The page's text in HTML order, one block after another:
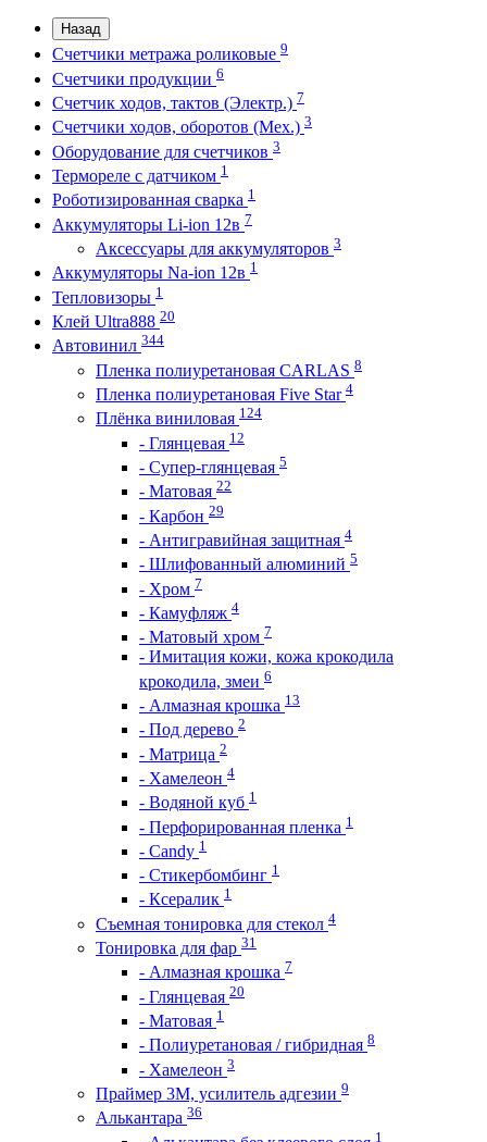
Назад
Счетчики метража роликовые 9
Счетчики продукции 6
Счетчик ходов, тактов (Электр.) 7
Счетчики ходов, оборотов (Мех.) 3
Оборудование для счетчиков 3
Термореле с датчиком 1
Роботизированная сварка 1
Аккумуляторы Li-ion 12в 7
Аксессуары для аккумуляторов 3
Аккумуляторы Na-ion 12в 1
Тепловизоры 1
Клей Ultra888 20
Автовинил 344
Пленка полиуретановая CARLAS 8
Пленка полиуретановая Five Star 4
Плёнка виниловая 124
- Глянцевая 12
- Супер-глянцевая 5
- Матовая 22
- Карбон 29
- Антигравийная защитная 4
- Шлифованный алюминий 5
- Хром 7
- Камуфляж 4
- Матовый хром 7
- Имитация кожи, кожа крокодила
крокодила, змеи 6
- Алмазная крошка 13
- Под дерево 2
- Матрица 2
- Хамелеон 4
- Водяной куб 1
- Перфорированная пленка 1
- Candy 1
- Стикербомбинг 1
- Ксералик 1
Съемная тонировка для стекол 4
Тонировка для фар 31
- Алмазная крошка 7
- Глянцевая 20
- Матовая 1
- Полиуретановая / гибридная 8
- Хамелеон 3
Праймер 3М, усилитель адгезии 9
Алькантара 36
1